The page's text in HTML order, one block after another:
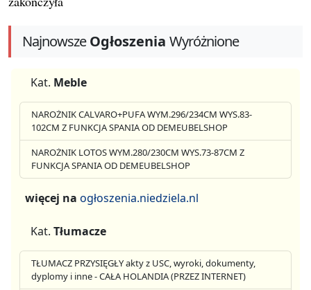
NajnowszeOgłoszenia Wyróżnione
Kat. Meble
NAROŻNIK CALVARO+PUFA WYM.296/234CM WYS.83-
102CM Z FUNKCJA SPANIA OD DEMEUBELSHOP
NAROŻNIK LOTOS WYM.280/230CM WYS.73-87CM Z
FUNKCJA SPANIA OD DEMEUBELSHOP
więcej na ogłoszenia.niedziela.nl
Kat. Tłumacze
TŁUMACZ PRZYSIĘGŁY akty z USC, wyroki, dokumenty,
dyplomy i inne - CAŁA HOLANDIA (PRZEZ INTERNET)